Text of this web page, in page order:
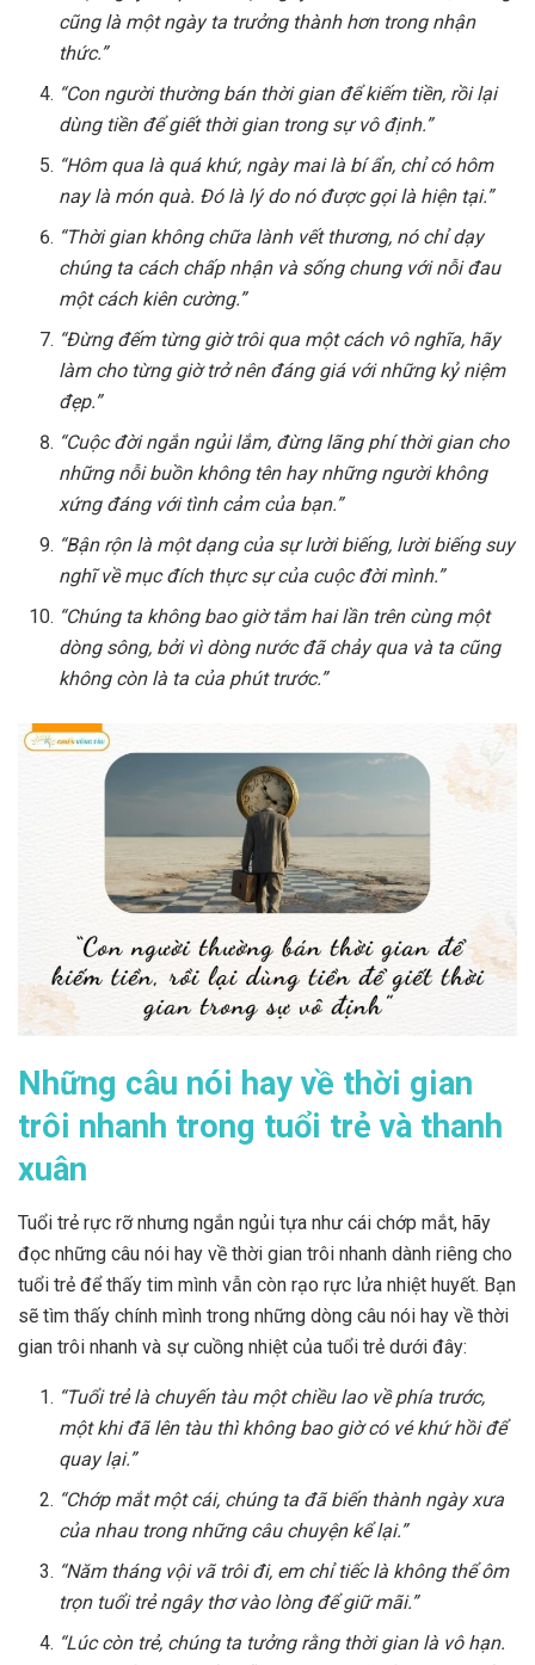
cũng là một ngày ta trưởng thành hơn trong nhận
thức.”
“Con người thường bán thời gian để kiếm tiền, rồi lại
dùng tiền để giết thời gian trong sự vô định.”
“Hôm qua là quá khứ, ngày mai là bí ẩn, chỉ có hôm
nay là món quà. Đó là lý do nó được gọi là hiện tại.”
“Thời gian không chữa lành vết thương, nó chỉ dạy
chúng ta cách chấp nhận và sống chung với nỗi đau
một cách kiên cường.”
“Đừng đếm từng giờ trôi qua một cách vô nghĩa, hãy
làm cho từng giờ trở nên đáng giá với những kỷ niệm
đẹp.”
“Cuộc đời ngắn ngủi lắm, đừng lãng phí thời gian cho
những nỗi buồn không tên hay những người không
xứng đáng với tình cảm của bạn.”
“Bận rộn là một dạng của sự lười biếng, lười biếng suy
nghĩ về mục đích thực sự của cuộc đời mình.”
“Chúng ta không bao giờ tắm hai lần trên cùng một
dòng sông, bởi vì dòng nước đã chảy qua và ta cũng
không còn là ta của phút trước.”
Những câu nói hay về thời gian
trôi nhanh trong tuổi trẻ và thanh
xuân
Tuổi trẻ rực rỡ nhưng ngắn ngủi tựa như cái chớp mắt, hãy
đọc những câu nói hay về thời gian trôi nhanh dành riêng cho
tuổi trẻ để thấy tim mình vẫn còn rạo rực lửa nhiệt huyết. Bạn
sẽ tìm thấy chính mình trong những dòng câu nói hay về thời
gian trôi nhanh và sự cuồng nhiệt của tuổi trẻ dưới đây:
“Tuổi trẻ là chuyến tàu một chiều lao về phía trước,
một khi đã lên tàu thì không bao giờ có vé khứ hồi để
quay lại.”
“Chớp mắt một cái, chúng ta đã biến thành ngày xưa
của nhau trong những câu chuyện kể lại.”
“Năm tháng vội vã trôi đi, em chỉ tiếc là không thể ôm
trọn tuổi trẻ ngây thơ vào lòng để giữ mãi.”
“Lúc còn trẻ, chúng ta tưởng rằng thời gian là vô hạn.